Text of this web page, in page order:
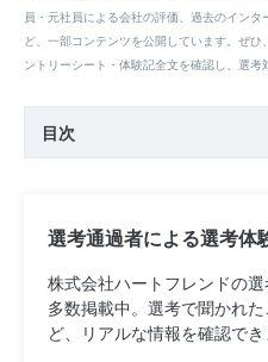
員・元社員による会社の評価、過去のイン
ど、一部コンテンツを公開しています。ぜ
ントリーシート・体験記全文を確認し、選考
目次
選考通過者による選考体
株式会社ハートフレンドの
多数掲載中。選考で聞かれ
ど、リアルな情報を確認でき